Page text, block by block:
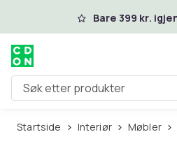
Hopp til hovedinnhold
Bare 399 kr.
Søk etter produkter
Startside Interiør Møbler